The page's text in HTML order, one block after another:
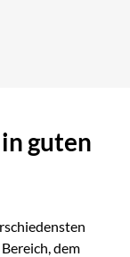
guten
dem